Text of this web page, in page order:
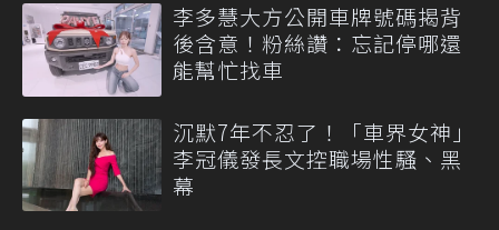
李多慧大方公開車牌號碼揭背
後含意！粉絲讚：忘記停哪還
能幫忙找車
沉默7年不忍了！「車界女神」
李冠儀發長文控職場性騷、黑
幕